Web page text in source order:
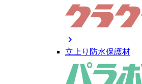
chevron_right
立上り防水保護材